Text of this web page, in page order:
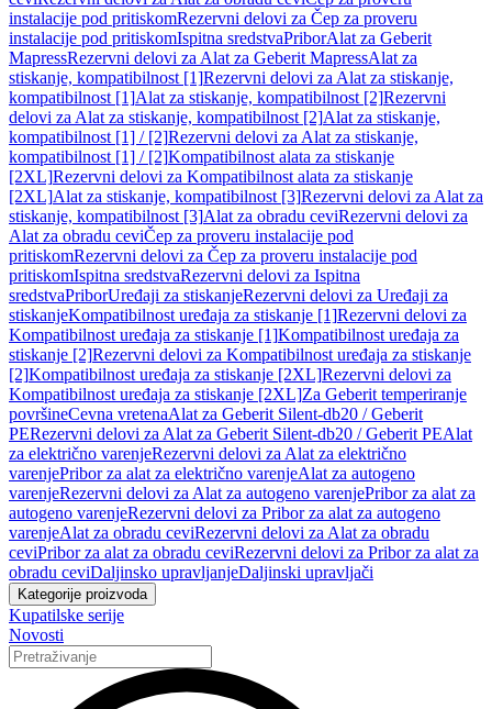
instalacije pod pritiskomRezervni delovi za Čep za proveru
instalacije pod pritiskomIspitna sredstvaPriborAlat za Geberit
MapressRezervni delovi za Alat za Geberit MapressAlat za
stiskanje, kompatibilnost [1]Rezervni delovi za Alat za stiskanje,
kompatibilnost [1]Alat za stiskanje, kompatibilnost [2]Rezervni
delovi za Alat za stiskanje, kompatibilnost [2]Alat za stiskanje,
kompatibilnost [1] / [2]Rezervni delovi za Alat za stiskanje,
kompatibilnost [1] / [2]Kompatibilnost alata za stiskanje
[2XL]Rezervni delovi za Kompatibilnost alata za stiskanje
[2XL]Alat za stiskanje, kompatibilnost [3]Rezervni delovi za Alat za
stiskanje, kompatibilnost [3]Alat za obradu ceviRezervni delovi za
Alat za obradu ceviČep za proveru instalacije pod
pritiskomRezervni delovi za Čep za proveru instalacije pod
pritiskomIspitna sredstvaRezervni delovi za Ispitna
sredstvaPriborUređaji za stiskanjeRezervni delovi za Uređaji za
stiskanjeKompatibilnost uređaja za stiskanje [1]Rezervni delovi za
Kompatibilnost uređaja za stiskanje [1]Kompatibilnost uređaja za
stiskanje [2]Rezervni delovi za Kompatibilnost uređaja za stiskanje
[2]Kompatibilnost uređaja za stiskanje [2XL]Rezervni delovi za
Kompatibilnost uređaja za stiskanje [2XL]Za Geberit temperiranje
površineCevna vretenaAlat za Geberit Silent-db20 / Geberit
PERezervni delovi za Alat za Geberit Silent-db20 / Geberit PEAlat
za električno varenjeRezervni delovi za Alat za električno
varenjePribor za alat za električno varenjeAlat za autogeno
varenjeRezervni delovi za Alat za autogeno varenjePribor za alat za
autogeno varenjeRezervni delovi za Pribor za alat za autogeno
varenjeAlat za obradu ceviRezervni delovi za Alat za obradu
ceviPribor za alat za obradu ceviRezervni delovi za Pribor za alat za
obradu ceviDaljinsko upravljanjeDaljinski upravljači
Kategorije proizvoda
Kupatilske serije
Novosti